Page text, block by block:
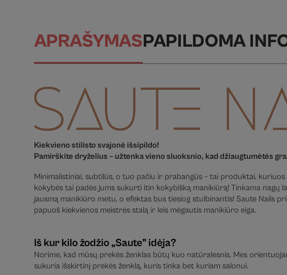
APRAŠYMASPAPILDOMA
Kiekvieno stilisto svajonė išsipildo!
Pamirškite dryželius – užtenka vieno sluoksnio, kad džiaugtumėtės
Minimalistiniai, subtilūs, o tuo pačiu ir prabangūs – tai produktai,
kokybės tai padės jums sukurti itin kokybišką manikiūrą! Tinkama
jausmą manikiūro metu, o efektas bus tiesiog stulbinantis! Saute Nails
papuoš kiekvienos meistrės stalą ir leis mėgautis manikiūro eiga.
Iš kur kilo žodžio „Saute” idėja?
Norime, kad mūsų prekės ženklas būtų kuo natūralesnis. Mes
sukuria išskirtinį prekės ženklą, kuris tinka bet kuriam salonui.